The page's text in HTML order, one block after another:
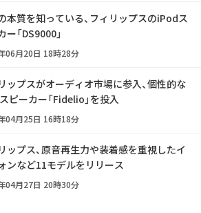
本質を知っている、フィリップスのiPodス
ー「DS9000」
06月20日 18時28分
ップスがオーディオ市場に参入、個性的な
ピーカー「Fidelio」を投入
04月25日 16時18分
ップス、原音再生力や装着感を重視したイ
ンなど11モデルをリリース
04月27日 20時30分